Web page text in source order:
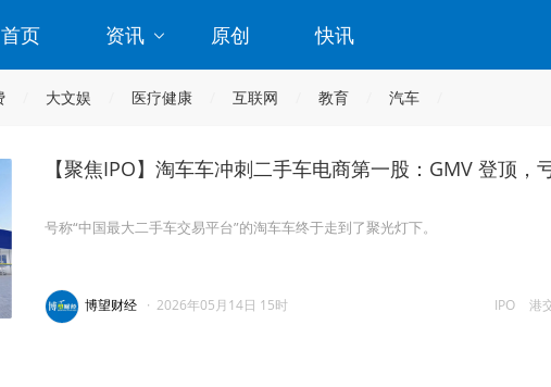
首页 资讯 原创 快讯
大文娱 医疗健康 互联网 教育 汽车
【聚焦IPO】淘车车冲刺二手车电商第一股：GMV 登顶，
号称“中国最大二手车交易平台”的淘车车终于走到了聚光灯下。
IPO 港
博望财经 · 2026年05月14日 15时